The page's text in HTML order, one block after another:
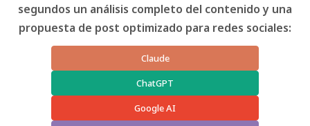
segundos un análisis completo del contenido y una
propuesta de post optimizado para redes sociales:
Claude
ChatGPT
Google AI